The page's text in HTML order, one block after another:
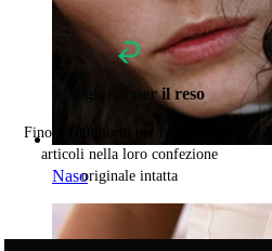
Naso
100 giorni per il reso
Fino a 100 giorni per restituire gli
articoli nella loro confezione
originale intatta